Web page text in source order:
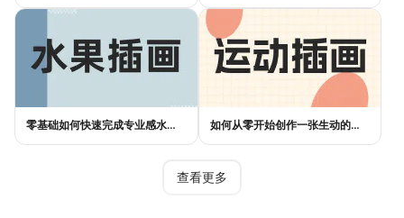
零基础如何快速完成专业感水果插画设计？ 如何从零开始创作一张生动的运动插画？
查看更多